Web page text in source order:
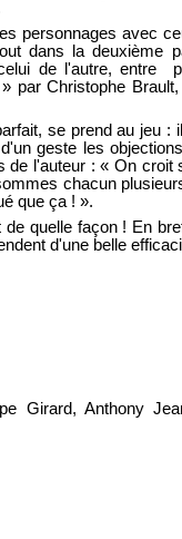
personnages avec
dans la deuxième
de l'autre, entre
par Christophe Brault,
se prend au jeu :
geste les
de l'auteur : « On croit
chacun
que ça ! ».
quelle façon ! En
d'une belle
Girard, Anthony